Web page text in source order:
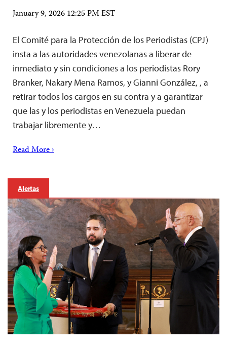
January 9, 2026 12:25 PM EST
El Comité para la Protección de los Periodistas (CPJ)
insta a las autoridades venezolanas a liberar de
inmediato y sin condiciones a los periodistas Rory
Branker, Nakary Mena Ramos, y Gianni González, , a
retirar todos los cargos en su contra y a garantizar
que las y los periodistas en Venezuela puedan
trabajar libremente y…
Read More ›
Alertas